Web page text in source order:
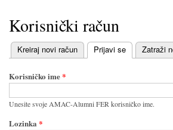
Korisnički račun
Primarni tabovi
Kreiraj novi račun Prijavi se
(aktivni tab) Zatraži
Korisničko ime*
Unesite svoje AMAC-Alumni FER korisničko ime.
Lozinka *